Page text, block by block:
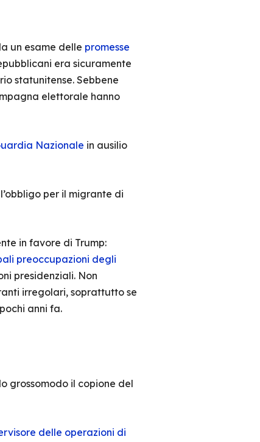
un esame delle promesse
era sicuramente
statunitense. Sebbene
elettorale hanno
Nazionale in ausilio
per il migrante di
in favore di Trump:
preoccupazioni degli
presidenziali. Non
irregolari, soprattutto se
anni fa.
grossomodo il copione del
delle operazioni di